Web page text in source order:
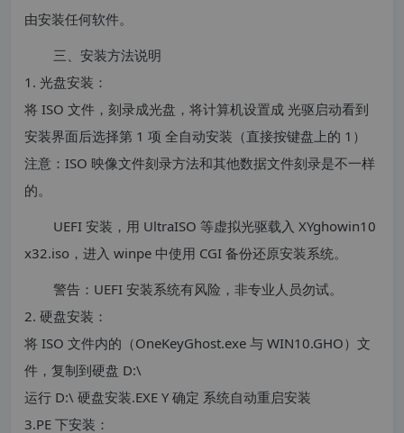
由安装任何软件。
三、安装方法说明
1. 光盘安装：
将 ISO 文件，刻录成光盘，将计算机设置成 光驱启动看到
安装界面后选择第 1 项 全自动安装（直接按键盘上的 1）
注意：ISO 映像文件刻录方法和其他数据文件刻录是不一样
的。
UEFI 安装，用 UltraISO 等虚拟光驱载入 XYghowin10
x32.iso，进入 winpe 中使用 CGI 备份还原安装系统。
警告：UEFI 安装系统有风险，非专业人员勿试。
2. 硬盘安装：
将 ISO 文件内的（OneKeyGhost.exe 与 WIN10.GHO）文
件，复制到硬盘 D:\
运行 D:\ 硬盘安装.EXE Y 确定 系统自动重启安装
3.PE 下安装：